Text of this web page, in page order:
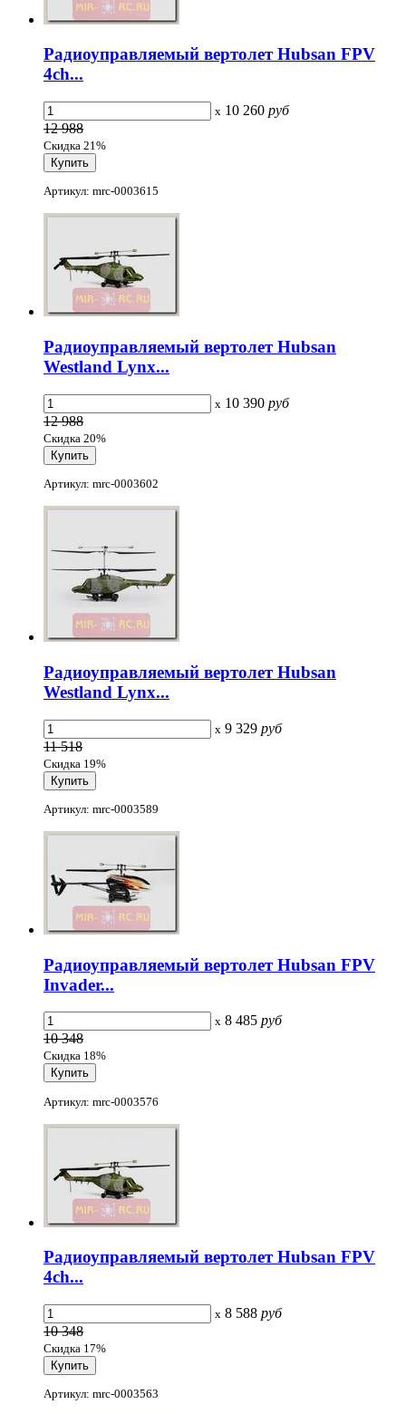
Радиоуправляемый вертолет Hubsan FPV
4ch...
x 10 260 руб
12 988
Скидка 21%
Артикул: mrc-0003615
Радиоуправляемый вертолет Hubsan
Westland Lynx...
x 10 390 руб
12 988
Скидка 20%
Артикул: mrc-0003602
Радиоуправляемый вертолет Hubsan
Westland Lynx...
x 9 329 руб
11 518
Скидка 19%
Артикул: mrc-0003589
Радиоуправляемый вертолет Hubsan FPV
Invader...
x 8 485 руб
10 348
Скидка 18%
Артикул: mrc-0003576
Радиоуправляемый вертолет Hubsan FPV
4ch...
x 8 588 руб
10 348
Скидка 17%
Артикул: mrc-0003563